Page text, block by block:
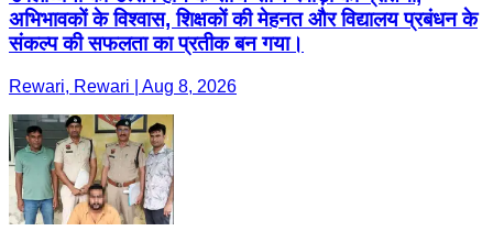
अभिभावकों के विश्वास, शिक्षकों की मेहनत और विद्यालय प्रबंधन के
संकल्प की सफलता का प्रतीक बन गया।
Rewari, Rewari | Aug 8, 2026